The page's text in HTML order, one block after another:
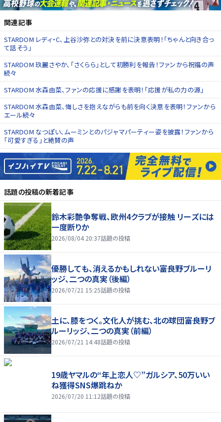
関連記事
STARDOM レディ・C、上谷沙弥との対決を前に決意表明！「ちゃんと向き合っ
て話そう」
STARDOM 玖麗さやか、「さくらら」として初勝利を報告！ファンから祝福の声
続々
STARDOM 水森由菜、ファンの応援に感謝を表明！「応援が私の力の源」
STARDOM 水森由菜、悔しさを抱えながらも前を向く決意を表明！ファンから
エール続々
STARDOM なつぽい、ムーミンとのパジャマパーティー姿を披露！ファンから
「可愛すぎる」と絶賛の声
話題の投稿の新着記事
鈴木彩艶争奪戦、欧州4クラブが接触 リーズには
一度断りか
2026/08/04 20:37話題の投稿
優勝しても、消えるかもしれない――富良野ブルーリ
ッジ、二つの真実（後編）
2026/07/21 15:25話題の投稿
土に、膝をつく。文化人が挑む、北の球団――富良野ブ
ルーリッジ、二つの真実（前編）
2026/07/21 14:48話題の投稿
19歳ヤマルの“年上恋人♡”ガルシア、50万いい
ね獲得SNS爆跳ねか
2026/07/20 11:12話題の投稿